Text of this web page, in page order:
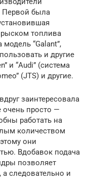
Первой была
топлива
“Galant”,
и другие
и “Audi” (система
(JTS) и другие.
заинтересовала
очень просто —
работать на
количеством
они
Вдобавок подача
позволяет
, а следовательно и